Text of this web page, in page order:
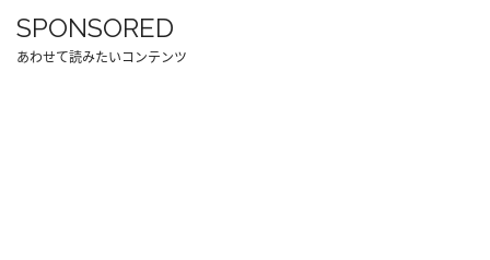
SPONSORED
あわせて読みたいコンテンツ